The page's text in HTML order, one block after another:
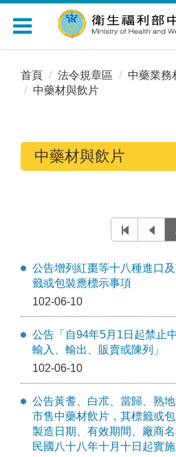
Toggle
navigation
首頁 法令規章區
中藥業務
中藥材與飲片
中藥材與飲片
公告增列紅棗等十八種進口
籤或包裝應標示事項
102-06-10
公告「自94年5月1日起禁止
輸入、輸出、販賣或陳列」
102-06-10
公告黃耆、白朮、當歸、熟
市售中藥材飲片，其標籤或
製造日期、有效期間、廠商
民國八十八年十月十日起實施